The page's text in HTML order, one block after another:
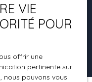
VIE
POUR
offrir une
pertinente sur
nous pouvons vous